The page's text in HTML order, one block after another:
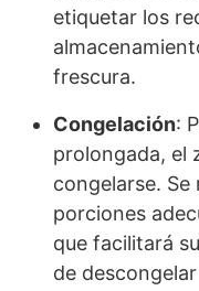
etiquetar los
frescura.
Congelación:
prolongada, el
congelarse.
porciones
que facilitará
de